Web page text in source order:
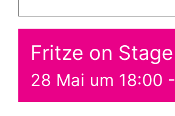
Fritze on Stage
28 Mai um 18:00 -